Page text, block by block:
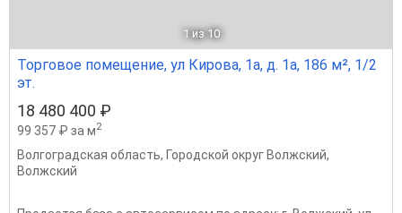
1 из 10
Торговое помещение, ул Кирова, 1а, д. 1а, 186 м², 1/2
эт.
18 480 400 ₽
99 357 ₽ за м2
Волгоградская область, Городской округ Волжский,
Волжский